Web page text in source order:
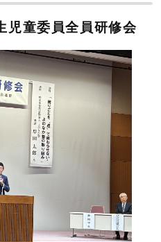
児童委員全員研修会